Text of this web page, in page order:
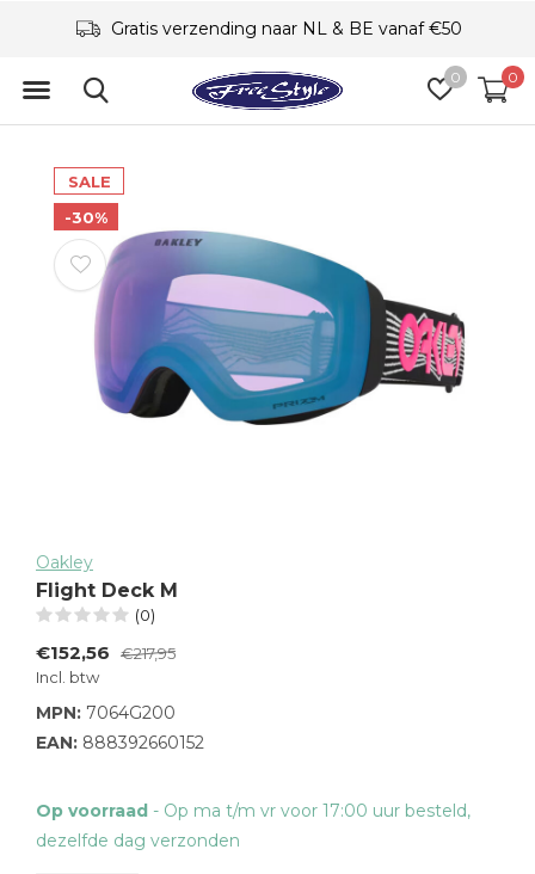
0 0
Gratis verzending naar NL & BE vanaf €50
SALE
-30%
Oakley
Flight Deck M
(0)
€152,56
€217,95
Incl. btw
MPN: 7064G200
EAN: 888392660152
Op voorraad - Op ma t/m vr voor 17:00 uur besteld,
dezelfde dag verzonden